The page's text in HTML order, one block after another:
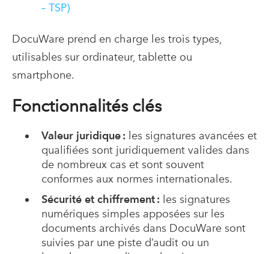
– TSP)
DocuWare prend en charge les trois types,
utilisables sur ordinateur, tablette ou
smartphone.
Fonctionnalités clés
Valeur juridique : les signatures avancées et
qualifiées sont juridiquement valides dans
de nombreux cas et sont souvent
conformes aux normes internationales.
Sécurité et chiffrement : les signatures
numériques simples apposées sur les
documents archivés dans DocuWare sont
suivies par une piste d’audit ou un